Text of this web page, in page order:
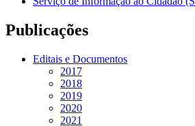
Publicações
Editais e Documentos
2017
2018
2019
2020
2021